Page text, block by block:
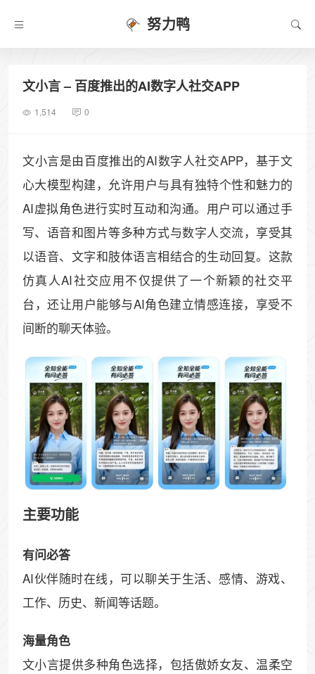
努力鸭
文小言 – 百度推出的AI数字人社交APP
1,514 0
文小言是由百度推出的AI数字人社交APP，基于文
心大模型构建，允许用户与具有独特个性和魅力的
AI虚拟角色进行实时互动和沟通。用户可以通过手
写、语音和图片等多种方式与数字人交流，享受其
以语音、文字和肢体语言相结合的生动回复。这款
仿真人AI社交应用不仅提供了一个新颖的社交平
台，还让用户能够与AI角色建立情感连接，享受不
间断的聊天体验。
主要功能
有问必答
AI伙伴随时在线，可以聊关于生活、感情、游戏、
工作、历史、新闻等话题。
海量角色
文小言提供多种角色选择，包括傲娇女友、温柔空